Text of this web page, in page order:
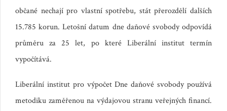
občané nechají pro vlastní spotřebu, stát přerozdělí dalších
15.785 korun. Letošní datum dne daňové svobody odpovídá
průměru za 25 let, po které Liberální institut termín
vypočítává.
Liberální institut pro výpočet Dne daňové svobody používá
metodiku zaměřenou na výdajovou stranu veřejných financí.